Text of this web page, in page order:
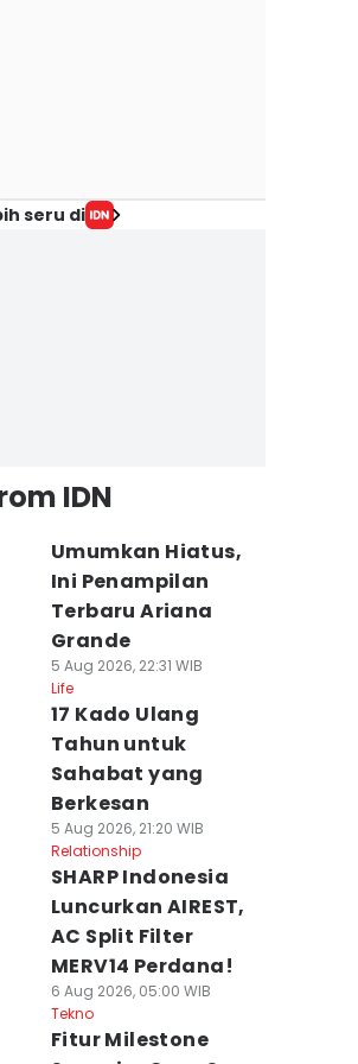
seru di
IDN
Umumkan Hiatus,
Ini Penampilan
Terbaru Ariana
Grande
5 Aug 2026, 22:31 WIB
Life
17 Kado Ulang
Tahun untuk
Sahabat yang
Berkesan
5 Aug 2026, 21:20 WIB
Relationship
SHARP Indonesia
Luncurkan AIREST,
AC Split Filter
MERV14 Perdana!
6 Aug 2026, 05:00 WIB
Tekno
Fitur Milestone